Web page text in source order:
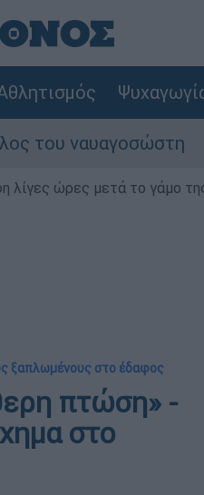
ώρες μετά το γάμο
ξαπλωμένους στο έδαφος
πτώση» -
στο